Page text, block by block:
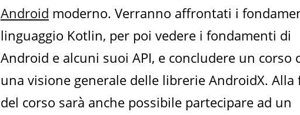
Android moderno. Verranno affrontati i
linguaggio Kotlin, per poi vedere i fondamenti di
Android e alcuni suoi API, e concludere un corso
una visione generale delle librerie AndroidX. Alla
del corso sarà anche possibile partecipare ad un